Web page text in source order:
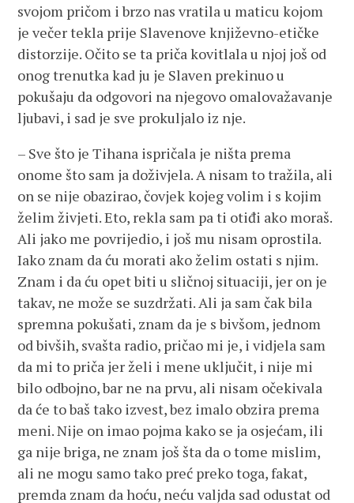
svojom pričom i brzo nas vratila u maticu kojom
je večer tekla prije Slavenove književno-etičke
distorzije. Očito se ta priča kovitlala u njoj još od
onog trenutka kad ju je Slaven prekinuo u
pokušaju da odgovori na njegovo omalovažavanje
ljubavi, i sad je sve prokuljalo iz nje.
– Sve što je Tihana ispričala je ništa prema
onome što sam ja doživjela. A nisam to tražila, ali
on se nije obazirao, čovjek kojeg volim i s kojim
želim živjeti. Eto, rekla sam pa ti otiđi ako moraš.
Ali jako me povrijedio, i još mu nisam oprostila.
Iako znam da ću morati ako želim ostati s njim.
Znam i da ću opet biti u sličnoj situaciji, jer on je
takav, ne može se suzdržati. Ali ja sam čak bila
spremna pokušati, znam da je s bivšom, jednom
od bivših, svašta radio, pričao mi je, i vidjela sam
da mi to priča jer želi i mene uključit, i nije mi
bilo odbojno, bar ne na prvu, ali nisam očekivala
da će to baš tako izvest, bez imalo obzira prema
meni. Nije on imao pojma kako se ja osjećam, ili
ga nije briga, ne znam još šta da o tome mislim,
ali ne mogu samo tako preć preko toga, fakat,
premda znam da hoću, neću valjda sad odustat od